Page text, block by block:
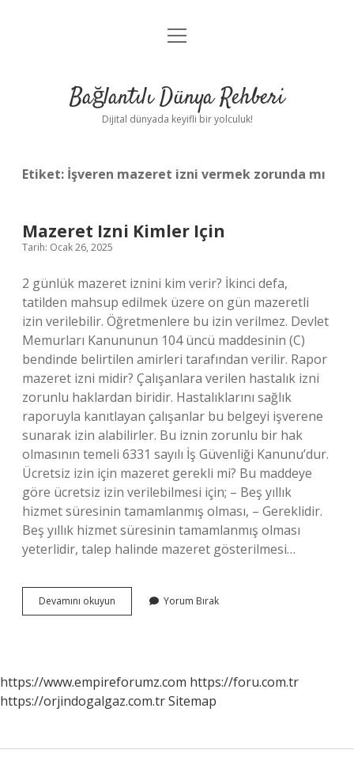
Anasayfa
Yasal Uyarı
menüyü
Bağlantılı Dünya Rehberi
Dijital dünyada keyifli bir yolculuk!
Etiket: İşveren mazeret izni vermek zorunda mı
Mazeret Izni Kimler Için
Tarih: Ocak 26, 2025
2 günlük mazeret iznini kim verir? İkinci defa,
tatilden mahsup edilmek üzere on gün mazeretli
izin verilebilir. Öğretmenlere bu izin verilmez. Devlet
Memurları Kanununun 104 üncü maddesinin (C)
bendinde belirtilen amirleri tarafından verilir. Rapor
mazeret izni midir? Çalışanlara verilen hastalık izni
zorunlu haklardan biridir. Hastalıklarını sağlık
raporuyla kanıtlayan çalışanlar bu belgeyi işverene
sunarak izin alabilirler. Bu iznin zorunlu bir hak
olmasının temeli 6331 sayılı İş Güvenliği Kanunu’dur.
Ücretsiz izin için mazeret gerekli mi? Bu maddeye
göre ücretsiz izin verilebilmesi için; – Beş yıllık
hizmet süresinin tamamlanmış olması, – Gereklidir.
Beş yıllık hizmet süresinin tamamlanmış olması
yeterlidir, talep halinde mazeret gösterilmesi…
Devamını okuyun Mazeret
Izni
Yorum Bırak
https://www.empireforumz.com https://foru.com.tr
https://orjindogalgaz.com.trSitemap